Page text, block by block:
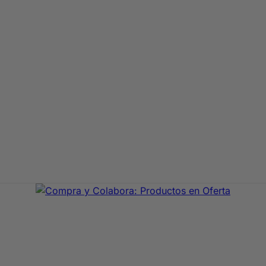
de primeras marcas. En Compra y Colabora